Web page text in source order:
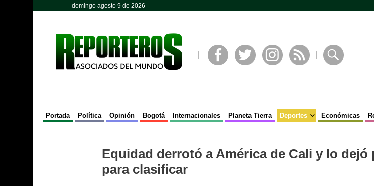
domingo agosto 9 de 2026
Portada Política Opinión Bogotá Internacionales Planeta Tierra Deportes Económicas
Equidad derrotó a América de Cali y lo dejó
para clasificar
Opinión Política